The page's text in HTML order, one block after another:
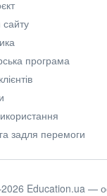
сайту
програма
задля перемоги
Education.ua —